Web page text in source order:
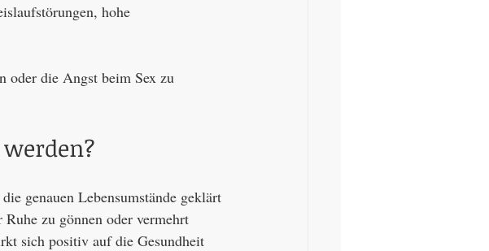
hohe
oder die Angst beim Sex zu
genauen Lebensumstände geklärt
zu gönnen oder vermehrt
sich positiv auf die Gesundheit